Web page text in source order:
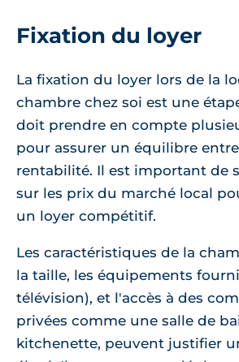
Fixation du loyer
La fixation du loyer lors de la
chambre chez soi est une
doit prendre en compte
pour assurer un équilibre
rentabilité. Il est important de
sur les prix du marché local
un loyer compétitif.
Les caractéristiques de la
la taille, les équipements
télévision), et l'accès à des
privées comme une salle de
kitchenette, peuvent justifier